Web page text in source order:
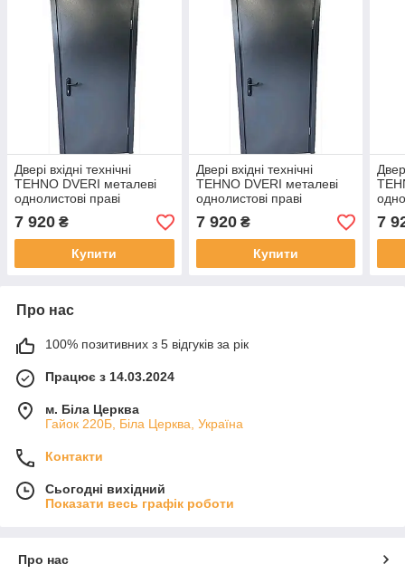
Двері вхідні технічні
TEHNO DVERI металеві
однолистові праві
780х2050 см Ral 7024
Антрацитовий
7 920 ₴
Купити
Двері вхідні технічні
TEHNO DVERI металеві
однолистові праві
940х1900 см Ral 7024
Антрацитовий
7 920₴
Купити
см
7
Про нас
100% позитивних з 5 відгуків за рік
Працює з 14.03.2024
м. Біла Церква
Гайок 220Б, Біла Церква, Україна
Контакти
Сьогодні вихідний
Показати весь графік роботи
Про нас